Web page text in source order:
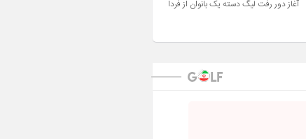
آغاز دور رفت لیگ دسته یک بانوان از فردا